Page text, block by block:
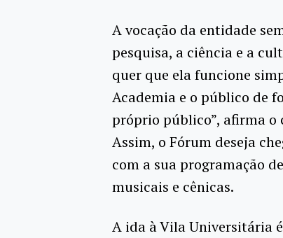
A vocação da entidade
pesquisa, a ciência e a
quer que ela funcione
Academia e o público de
próprio público”, afirma o
Assim, o Fórum deseja
com a sua programação
musicais e cênicas.
A ida à Vila Universitária